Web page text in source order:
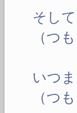
そし
（つ
いつ
（つ